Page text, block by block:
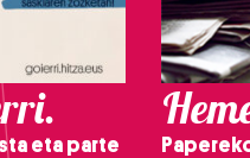
eta parte